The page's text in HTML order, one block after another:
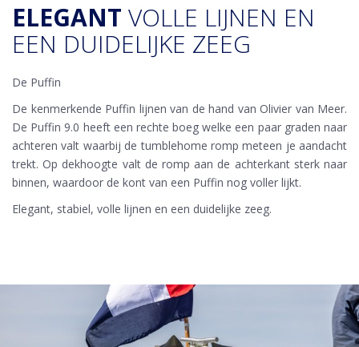
ELEGANT VOLLE LIJNEN EN
EEN DUIDELIJKE ZEEG
De Puffin
De kenmerkende Puffin lijnen van de hand van Olivier van Meer.
De Puffin 9.0 heeft een rechte boeg welke een paar graden naar
achteren valt waarbij de tumblehome romp meteen je aandacht
trekt. Op dekhoogte valt de romp aan de achterkant sterk naar
binnen, waardoor de kont van een Puffin nog voller lijkt.
Elegant, stabiel, volle lijnen en een duidelijke zeeg.